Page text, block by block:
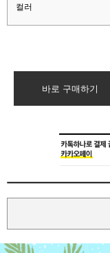
컬러
바로 구매하기